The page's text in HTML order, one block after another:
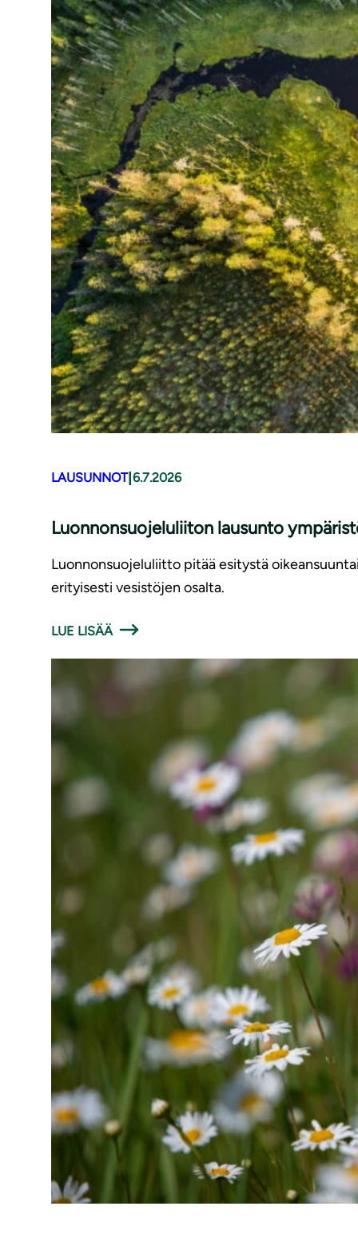
LAUSUNNOT|6.7.2026
Luonnonsuojeluliiton lausunto
Luonnonsuojeluliitto pitää esitystä
erityisesti vesistöjen osalta.
LUE LISÄÄ